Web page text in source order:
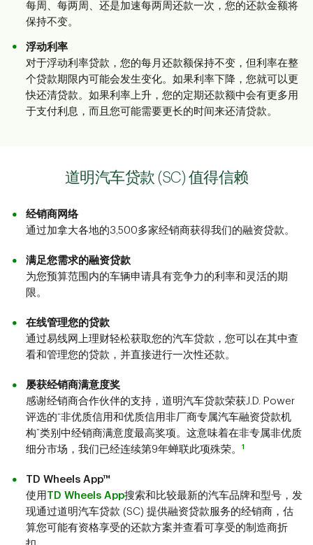
每周、每两周、还是加速每两周还款一次，您的还款金额将
保持不变。
浮动利率
对于浮动利率贷款，您的每月还款额保持不变，但利率在整
个贷款期限内可能会发生变化。如果利率下降，您就可以更
快还清贷款。如果利率上升，您的定期还款额中会有更多用
于支付利息，而且您可能需要更长的时间来还清贷款。
道明汽车贷款 (SC) 值得信赖
经销商网络
通过加拿大各地的3,500多家经销商获得我们的融资贷款。
满足您需求的融资贷款
为您预算范围内的车辆申请具有竞争力的利率和灵活的期
限。
在线管理您的贷款
通过易线网上理财轻松获取您的汽车贷款，您可以在其中查
看和管理您的贷款，并直接进行一次性还款。
屡获经销商满意度奖
感谢经销商合作伙伴的支持，道明汽车贷款荣获J.D. Power
评选的“非优质信用和优质信用非厂商专属汽车融资贷款机
构”类别中经销商满意度最高奖项。这意味着在非专属非优质
细分市场，我们已经连续第9年蝉联此项殊荣。 1
TD Wheels App™
使用 TD Wheels App搜索和比较最新的汽车品牌和型号，发
现通过道明汽车贷款 (SC) 提供融资贷款服务的经销商，估
算您可能有资格享受的还款方案并查看可享受的制造商折